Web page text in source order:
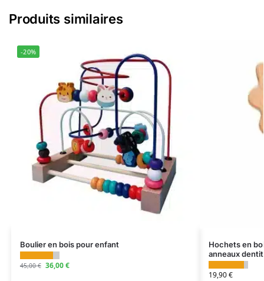
Produits similaires
-20%
Boulier en bois pour enfant
45,00€ 36,00€
Hochets en
anneaux
19,90€